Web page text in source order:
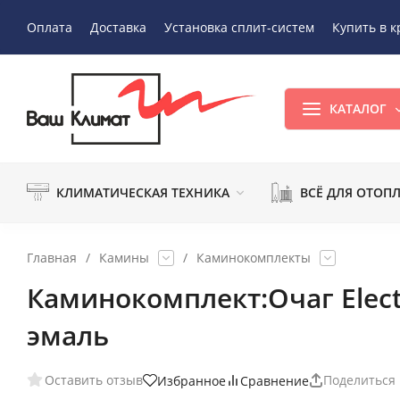
Оплата Доставка Установка сплит-систем Купить в
КАТАЛОГ
КЛИМАТИЧЕСКАЯ ТЕХНИКА ВСЁ ДЛЯ
Главная / Камины / Каминокомплекты
Каминокомплект:Очаг
эмаль
Оставить отзыв Избранное Сравнение Поделиться